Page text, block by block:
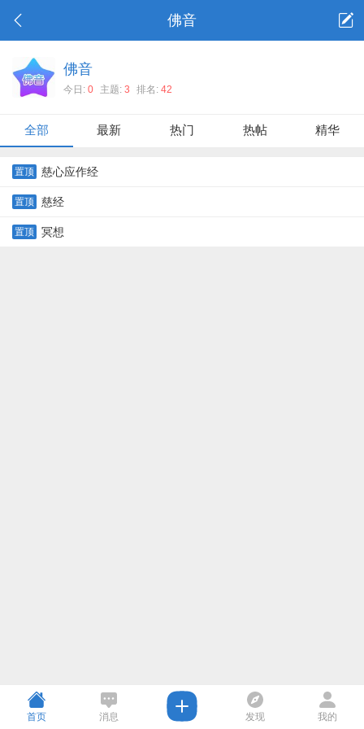
佛音
佛音
今日: 0 主题: 3 排名: 42
全部 最新 热门 热帖 精华
置顶 慈心应作经
置顶 慈经
置顶 冥想
首页 消息 发现 我的